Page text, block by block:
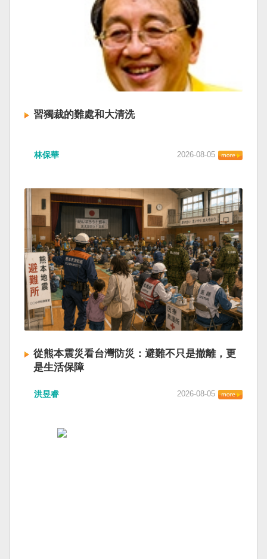
習獨裁的難處和大清洗
林保華 2026-08-05
從熊本震災看台灣防災：避難不只是撤離，更
是生活保障
洪昱睿 2026-08-05